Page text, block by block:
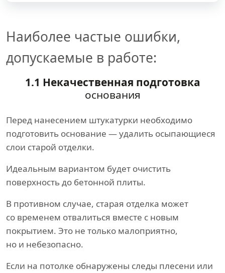
Наиболее частые ошибки,
допускаемые в работе:
1.1 Некачественная подготовка
основания
Перед нанесением штукатурки необходимо
подготовить основание — удалить осыпающиеся
слои старой отделки.
Идеальным вариантом будет очистить
поверхность до бетонной плиты.
В противном случае, старая отделка может
со временем отвалиться вместе с новым
покрытием. Это не только малоприятно,
но и небезопасно.
Если на потолке обнаружены следы плесени или